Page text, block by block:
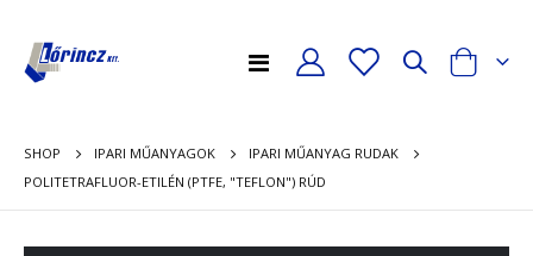
Toggle
Cart
SHOP IPARI MŰANYAGOK
IPARI MŰANYAG RUDAK
POLITETRAFLUOR-ETILÉN (PTFE, "TEFLON") RÚD